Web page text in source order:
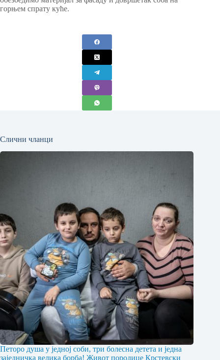
горњем спрату куће.
Слични чланци
Петоро душа у једној соби, три болесна детета и једна
заједничка велика борба! Живот породице Крстевски